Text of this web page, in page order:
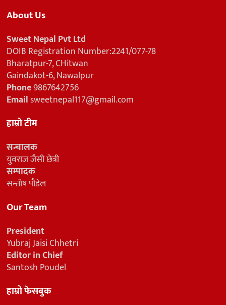
About Us
Sweet Nepal Pvt Ltd
DOIB Registration Number:2241/077-78
Bharatpur-7, CHitwan
Gaindakot-6, Nawalpur
Phone9867642756
Emailsweetnepal117@gmail.com
हाम्रो टीम
सन्चालक
युवराज जैसी छेत्री
सम्पादक
सन्तोष पौडेल
Our Team
President
Yubraj Jaisi Chhetri
Editor in Chief
Santosh Poudel
हाम्रो फेसबुक